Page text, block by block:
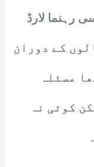
رہنما لارڈ
حسین نے کہا ہے کہ 77 سالوں کے دوران
مسئلہ
کوئی نہ